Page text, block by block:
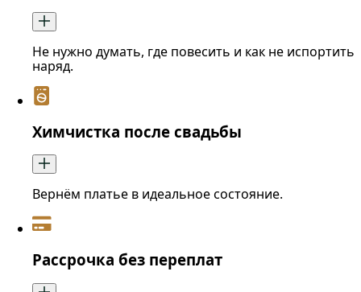
Не нужно думать, где повесить и как не испортить
наряд.
Химчистка после свадьбы
Вернём платье в идеальное состояние.
Рассрочка без переплат